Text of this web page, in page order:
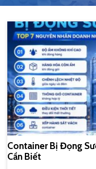
Container Bị Đọng
Cần Biết